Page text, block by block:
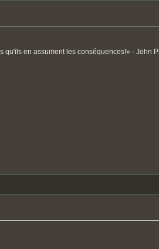
en assument les conséquences!» - John P.